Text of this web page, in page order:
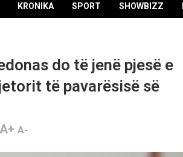
KRONIKA SPORT SHOWBIZZ
do të jenë pjesë e
të pavarësisë së
A+ A-